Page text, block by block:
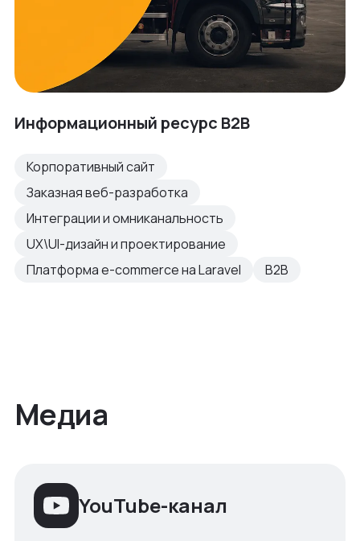
Информационный ресурс B2B
Корпоративный сайт
Заказная веб-разработка
Интеграции и омниканальность
UX\UI-дизайн и проектирование
Платформа e-commerce на Laravel
B2B
Медиа
YouTube-канал